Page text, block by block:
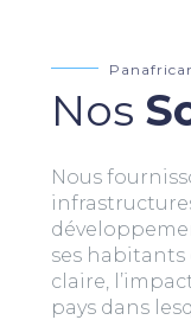
Nos
Nous
ses habitants
claire,
pays dans